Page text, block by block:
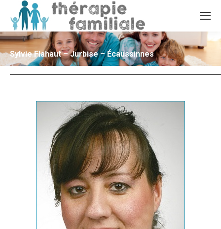
Sylvie Flahaut – Jurbise – Écaussinnes